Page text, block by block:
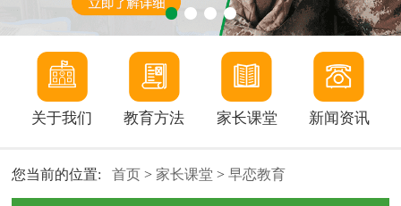
关于我们 教育方法 家长课堂 新闻资讯
您当前的位置:首页 > 家长课堂 >早恋教育